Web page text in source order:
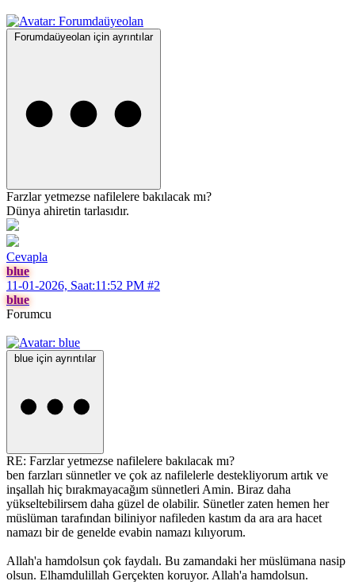
Forumdaüyeolan için ayrıntılar
Farzlar yetmezse nafilelere bakılacak mı?
Dünya ahiretin tarlasıdır.
Cevapla
blue
11-01-2026, Saat:11:52 PM #2
blue
Forumcu
blue için ayrıntılar
RE: Farzlar yetmezse nafilelere bakılacak mı?
ben farzları sünnetler ve çok az nafilelerle destekliyorum artık ve
inşallah hiç bırakmayacağım sünnetleri Amin. Biraz daha
yükseltebilirsem daha güzel de olabilir. Sünetler zaten hemen her
müslüman tarafından biliniyor nafileden kastım da ara ara hacet
namazı bir de genelde evabin namazı kılıyorum.
Allah'a hamdolsun çok faydalı. Bu zamandaki her müslümana nasip
olsun. Elhamdulillah Gerçekten koruyor. Allah'a hamdolsun.